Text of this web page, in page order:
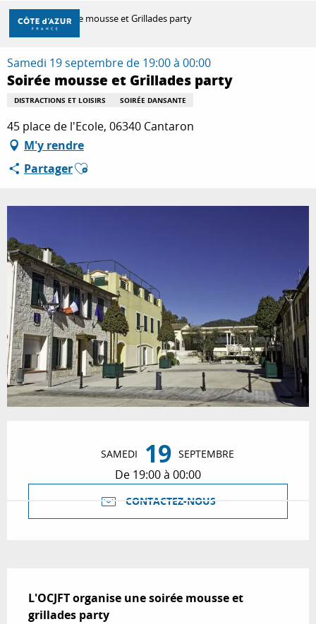
Aller
contenu
principal
DÉCOUVRIR
À FAIRE
SÉJOURNER
Accueil Soirée mousse et Grillades party
Samedi 19 septembre de 19:00 à 00:00
Soirée mousse et Grillades party
DISTRACTIONS ET LOISIRS SOIRÉE DANSANTE
45 place de l'Ecole, 06340 Cantaron
M'y rendre
PartagerAjouter aux favoris
SAMEDI 19 SEPTEMBRE
De 19:00 à 00:00
CONTACTEZ-NOUS
L'OCJFT organise une soirée mousse et
grillades party